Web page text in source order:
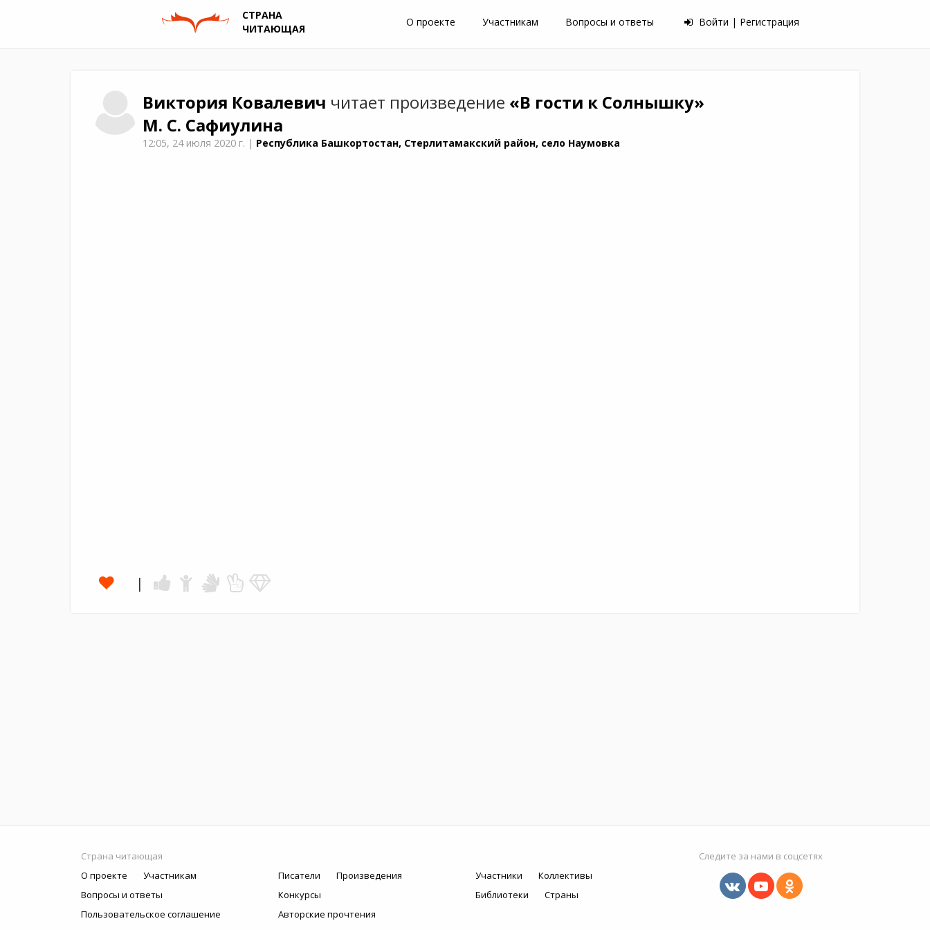
СТРАНА
ЧИТАЮЩАЯ
О проекте Участникам Вопросы и ответы Войти | Регистрация
Виктория Ковалевич читает произведение «В гости к Солнышку»
М. С. Сафиулина
12:05, 24 июля 2020 г. | Республика Башкортостан, Стерлитамакский район, село Наумовка
Страна читающая
О проекте
Участникам
Вопросы и ответы
Пользовательское соглашение
Писатели
Произведения
Конкурсы
Авторские прочтения
Участники
Коллективы
Библиотеки
Страны
Следите за нами в соцсетях